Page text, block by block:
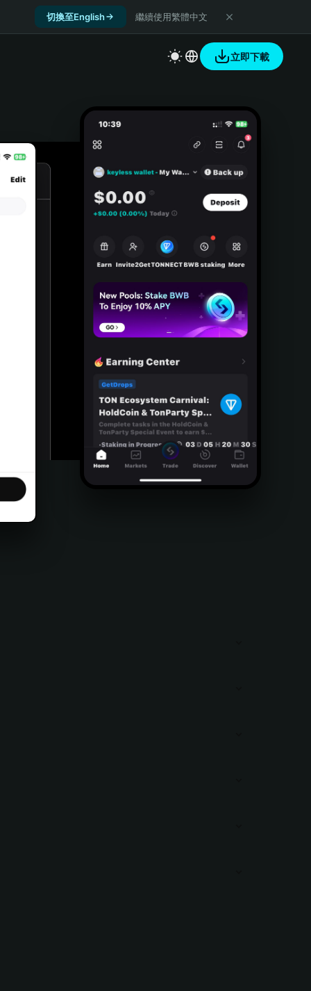
切換至English 繼續使用繁體中文
立即下載